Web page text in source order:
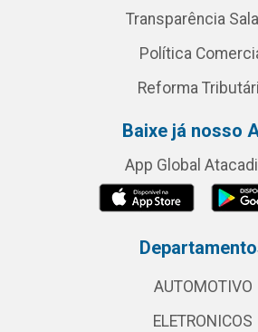
Transparência
Política
Reforma
Baixe já nosso
App Global
AUTOMOTIVO
ELETRONICOS